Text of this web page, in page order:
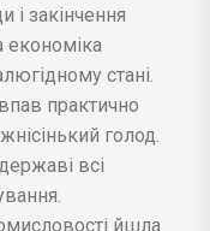
і закінчення
економіка
стані.
практично
голод.
всі
йшла